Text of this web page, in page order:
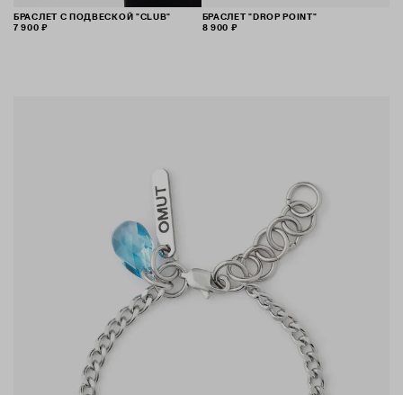
БРАСЛЕТ С ПОДВЕСКОЙ "CLUB"
7 900 ₽
БРАСЛЕТ "DROP POINT"
8 900 ₽